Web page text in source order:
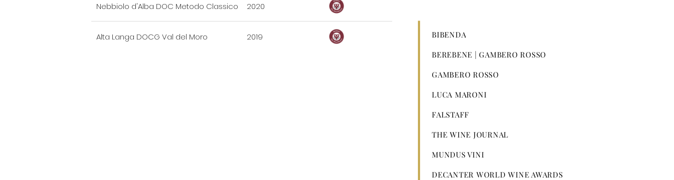
Nebbiolo d'Alba DOC Metodo Classico 2020
Alta Langa DOCG Val del Moro 2019
BIBENDA
BEREBENE | GAMBERO ROSSO
GAMBERO ROSSO
LUCA MARONI
FALSTAFF
THE WINE JOURNAL
MUNDUS VINI
DECANTER WORLD WINE AWARDS